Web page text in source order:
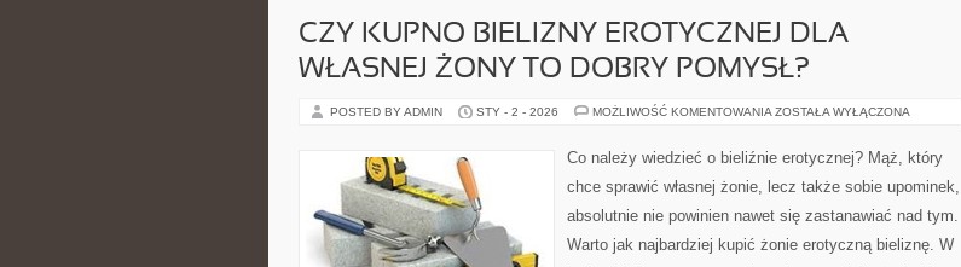
CZY KUPNO BIELIZNY EROTYCZNEJ DLA
WŁASNEJ ŻONY TO DOBRY POMYSŁ?
POSTED BY ADMIN STY - 2 - 2026 MOŻLIWOŚĆ KOMENTOWANIA CZY
EROTYCZNEJ
DLA
ŻONY
DOBRY
ZOSTAŁA WYŁĄCZONA
Co należy wiedzieć o bieliźnie erotycznej? Mąż, który
chce sprawić własnej żonie, lecz także sobie upominek,
absolutnie nie powinien nawet się zastanawiać nad tym.
Warto jak najbardziej kupić żonie erotyczną bieliznę. W